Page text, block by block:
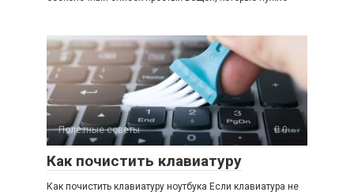
Полезные советы 0
Как почистить клавиатуру
Как почистить клавиатуру ноутбука Если клавиатура не